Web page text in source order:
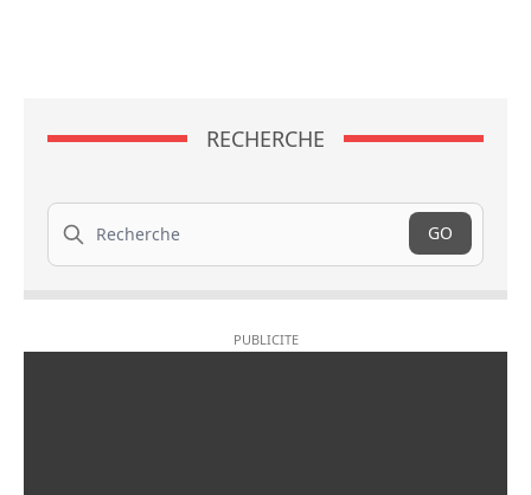
RECHERCHE
Recherche
GO